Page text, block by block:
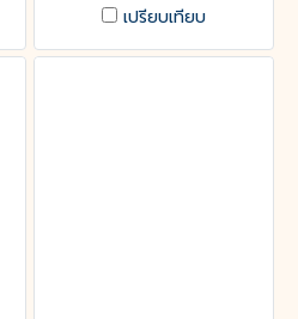
เปรียบเทียบ